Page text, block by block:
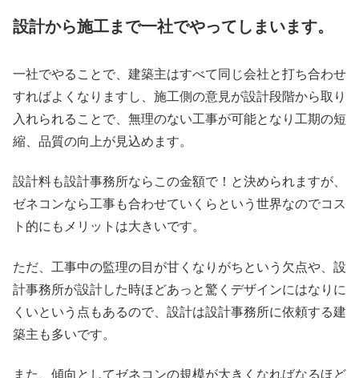
設計から施工まで一社でやってしまいます。
一社でやることで、建築主はすべて同じ会社と打ち合わせ
すればよくなりますし、施工側の意見が設計段階から取り
入れられることで、無理のない工事が可能となり工期の短
縮、品質の向上が見込めます。
設計料も設計事務所ならこの金額で！と決められますが、
ゼネコンなら工事も合わせていくらという世界なのでコス
ト的にもメリットは大きいです。
ただ、工事中の監理の目が甘くなりがちという欠点や、設
計事務所が設計した時ほどあっと驚くデザインにはなりに
くいという点もあるので、設計は設計事務所に依頼する建
築主も多いです。
また、傾向としてゼネコンの規模が大きくなればなるほど